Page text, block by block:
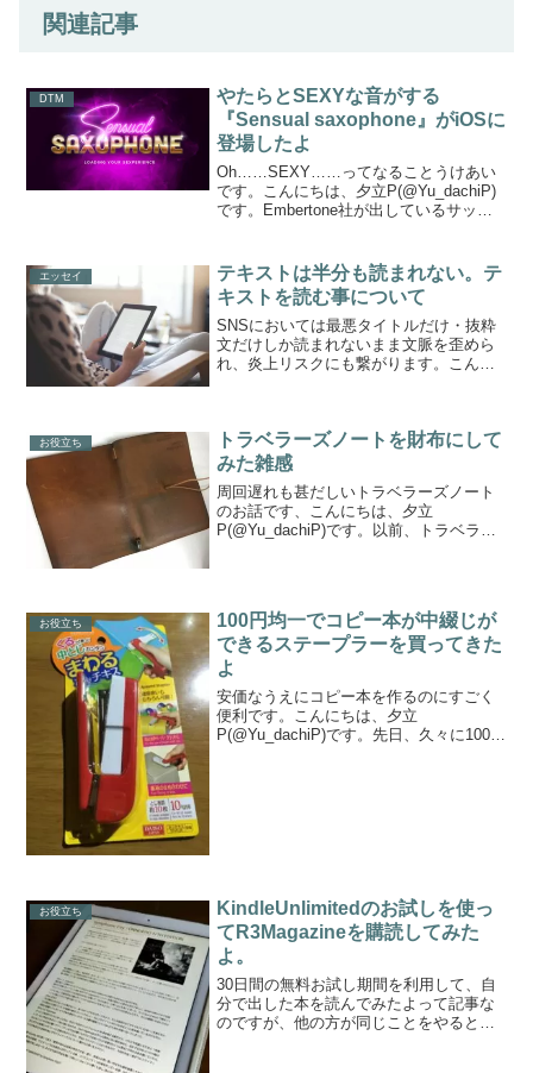
関連記事
DTM
やたらとSEXYな音がする
『Sensual saxophone』がiOSに
登場したよ
Oh……SEXY……ってなることうけあい
です。こんにちは、夕立P(@Yu_dachiP)
です。Embertone社が出しているサック
YouTube動画をご覧く...
エッセイ
テキストは半分も読まれない。テ
キストを読む事について
SNSにおいては最悪タイトルだけ・抜粋
文だけしか読まれないまま文脈を歪めら
れ、炎上リスクにも繋がります。こんに
も...
お役立ち
トラベラーズノートを財布にして
みた雑感
周回遅れも甚だしいトラベラーズノート
のお話です、こんにちは、夕立
P(@Yu_dachiP)です。以前、トラベラー
お役立ち
100円均一でコピー本が中綴じが
できるステープラーを買ってきた
よ
安価なうえにコピー本を作るのにすごく
便利です。こんにちは、夕立
P(@Yu_dachiP)です。先日、久々に100円
お役立ち
KindleUnlimitedのお試しを使っ
てR3Magazineを購読してみた
よ。
30日間の無料お試し期間を利用して、自
分で出した本を読んでみたよって記事な
のですが、他の方が同じことをやるとな